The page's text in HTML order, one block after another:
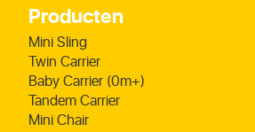
Producten
Mini Sling
Twin Carrier
Baby Carrier (0m+)
Tandem Carrier
Mini Chair